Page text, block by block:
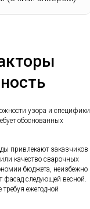
узора и специфики
обоснованных
привлекают заказчиков
качество сварочных
бюджета, неизбежно
фасад следующей весной.
ежегодной